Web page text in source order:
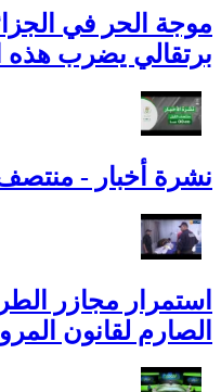
برتقالي يضرب هذه
نشرة أخبار - منتصف الليل |
استمرار مجازر
الصارم لقانون